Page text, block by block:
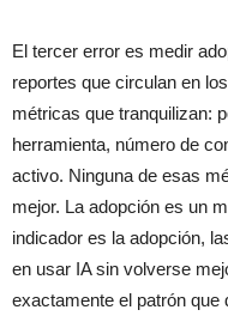
El tercer error es medir
reportes que circulan en
métricas que tranquilizan:
herramienta, número de
activo. Ninguna de esas
mejor. La adopción es un
indicador es la adopción,
en usar IA sin volverse
exactamente el patrón que